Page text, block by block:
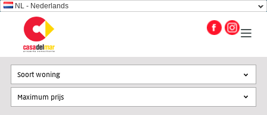
NL - Nederlands
Soort woning